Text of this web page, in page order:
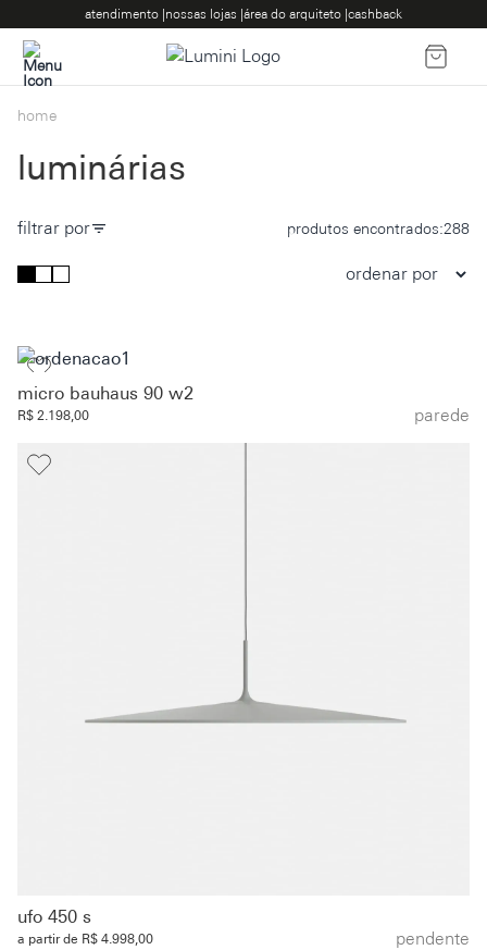
atendimento |nossas lojas |área do arquiteto |cashback
home
luminárias
filtrar por produtos encontrados:288
micro bauhaus 90 w2
R$ 2.198,00 parede
ufo 450 s
a partir de R$ 4.998,00 pendente